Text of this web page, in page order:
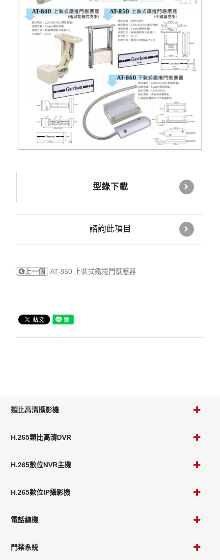
類比高清攝影機
H.265類比高清DVR
H.265數位NVR主機
H.265數位IP攝影機
電話總機
門禁系統
型錄下載
諮詢此項目
上一個 AT-850 上裝式鐵捲門感應器